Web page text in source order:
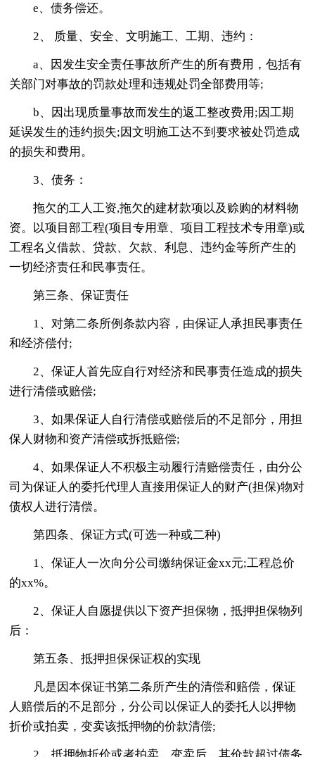
e、债务偿还。
2、 质量、安全、文明施工、工期、违约：
a、因发生安全责任事故所产生的所有费用，包括有
关部门对事故的罚款处理和违规处罚全部费用等;
b、因出现质量事故而发生的返工整改费用;因工期
延误发生的违约损失;因文明施工达不到要求被处罚造成
的损失和费用。
3、债务：
拖欠的工人工资,拖欠的建材款项以及赊购的材料物
资。以项目部工程(项目专用章、项目工程技术专用章)或
工程名义借款、贷款、欠款、利息、违约金等所产生的
一切经济责任和民事责任。
第三条、保证责任
1、对第二条所例条款内容，由保证人承担民事责任
和经济偿付;
2、保证人首先应自行对经济和民事责任造成的损失
进行清偿或赔偿;
3、如果保证人自行清偿或赔偿后的不足部分，用担
保人财物和资产清偿或拆抵赔偿;
4、如果保证人不积极主动履行清赔偿责任，由分公
司为保证人的委托代理人直接用保证人的财产(担保)物对
债权人进行清偿。
第四条、保证方式(可选一种或二种)
1、保证人一次向分公司缴纳保证金xx元;工程总价
的xx%。
2、保证人自愿提供以下资产担保物，抵押担保物列
后：
第五条、抵押担保保证权的实现
凡是因本保证书第二条所产生的清偿和赔偿，保证
人赔偿后的不足部分，分公司以保证人的委托人以押物
折价或拍卖，变卖该抵押物的价款清偿;
2、抵押物折价或者拍卖、变卖后，其价款超过债务